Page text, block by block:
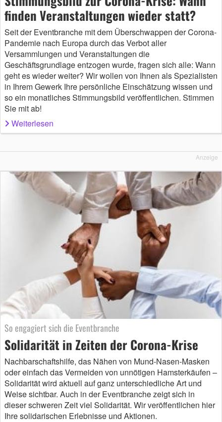
finden Veranstaltungen wieder statt?
Seit der Eventbranche mit dem Überschwappen der Corona-
Pandemie nach Europa durch das Verbot aller
Versammlungen und Veranstaltungen die
Geschäftsgrundlage entzogen wurde, fragen sich alle: Wann
geht es wieder weiter? Wir wollen von Ihnen als Spezialisten
in Ihrem Gewerk Ihre persönliche Einschätzung wissen und
so ein monatliches Stimmungsbild veröffentlichen. Stimmen
Sie mit ab!
Weiterlesen
Anzeige
So engagiert sich die Eventbranche
Solidarität in Zeiten der Corona-Krise
Nachbarschaftshilfe, das Nähen von Mund-Nasen-Masken
oder einfach das Vermeiden von unnötigen Hamsterkäufen –
Solidarität wird aktuell auf ganz unterschiedliche Art und
Weise sichtbar. Auch in der Eventbranche zeigt sich in
dieser schweren Zeit viel Solidarität. Wir veröffentlichen hier
Ihre solidarischen Erlebnisse und Aktionen.